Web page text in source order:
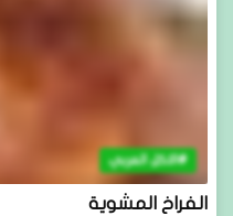
الاكل العربي
الفراخ المشوية